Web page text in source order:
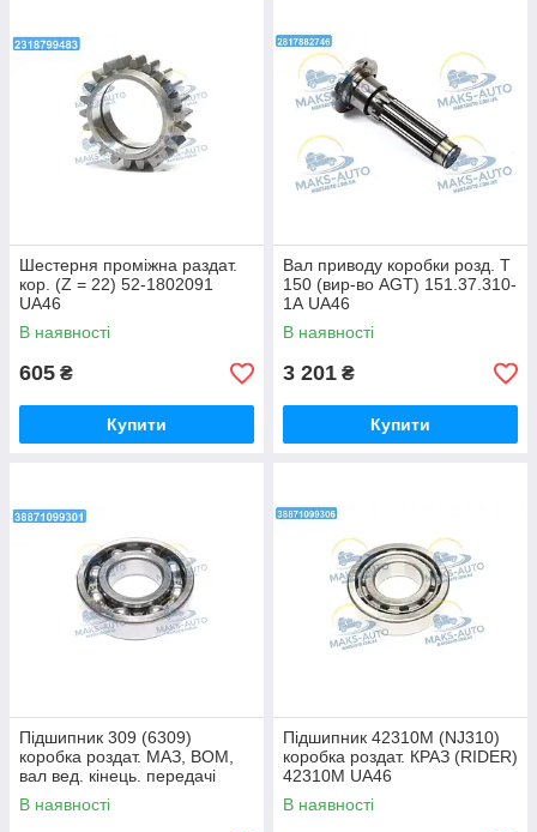
Шестерня проміжна раздат.
кор. (Z = 22) 52-1802091
UA46
В наявності
605 ₴
Купити
Вал приводу коробки розд. Т
150 (вир-во AGT) 151.37.310-
1А UA46
В наявності
3 201 ₴
Купити
Підшипник 309 (6309)
коробка роздат. МАЗ, ВОМ,
вал вед. кінець. передачі
Т-40 (RIDER) 309 (6309)
UA46
В наявності
Підшипник 42310М (NJ310)
коробка роздат. КРАЗ (RIDER)
42310М UA46
В наявності